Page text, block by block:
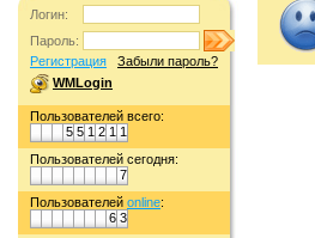
Логин:
Пароль:
Регистрация
Забыли пароль?
WMLogin
Пользователей всего:
5 5 1 2 1 1
Пользователей сегодня:
7
Пользователей online:
6 3